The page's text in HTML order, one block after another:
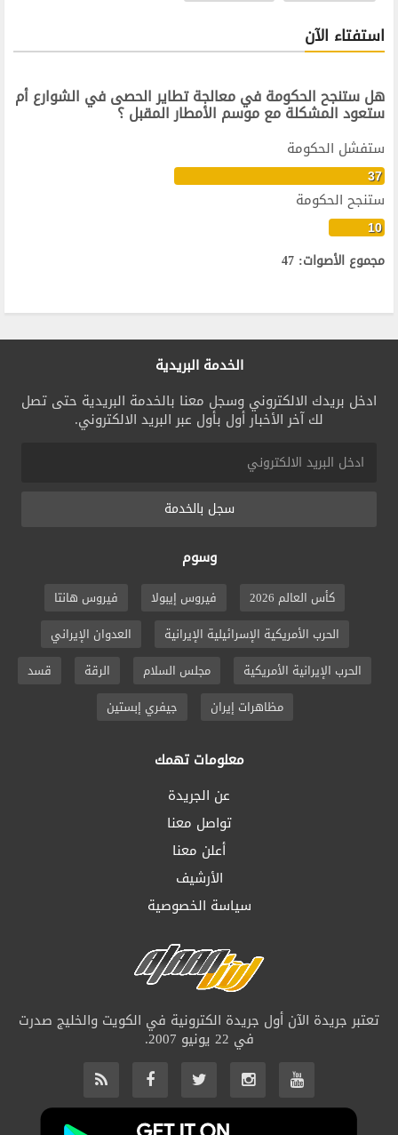
استفتاء الآن
هل ستنجح الحكومة في معالجة تطاير الحصى في الشوارع أم
ستعود المشكلة مع موسم الأمطار المقبل ؟
ستفشل الحكومة
37
ستنجح الحكومة
10
مجموع الأصوات: 47
الخدمة البريدية
ادخل بريدك الالكتروني وسجل معنا بالخدمة البريدية حتى تصل
لك آخر الأخبار أول بأول عبر البريد الالكتروني.
سجل بالخدمة
وسوم
كأس العالم 2026 فيروس إيبولا
فيروس هانتا
الحرب الأمريكية الإسرائيلية الإيرانية
العدوان الإيراني
الحرب الإيرانية الأمريكية
مجلس السلام الرقة
قسد
مظاهرات إيران
جيفري إبستين
معلومات تهمك
عن الجريدة
تواصل معنا
أعلن معنا
الأرشيف
سياسة الخصوصية
تعتبر جريدة الآن أول جريدة الكترونية في الكويت والخليج صدرت
في 22 يونيو 2007.